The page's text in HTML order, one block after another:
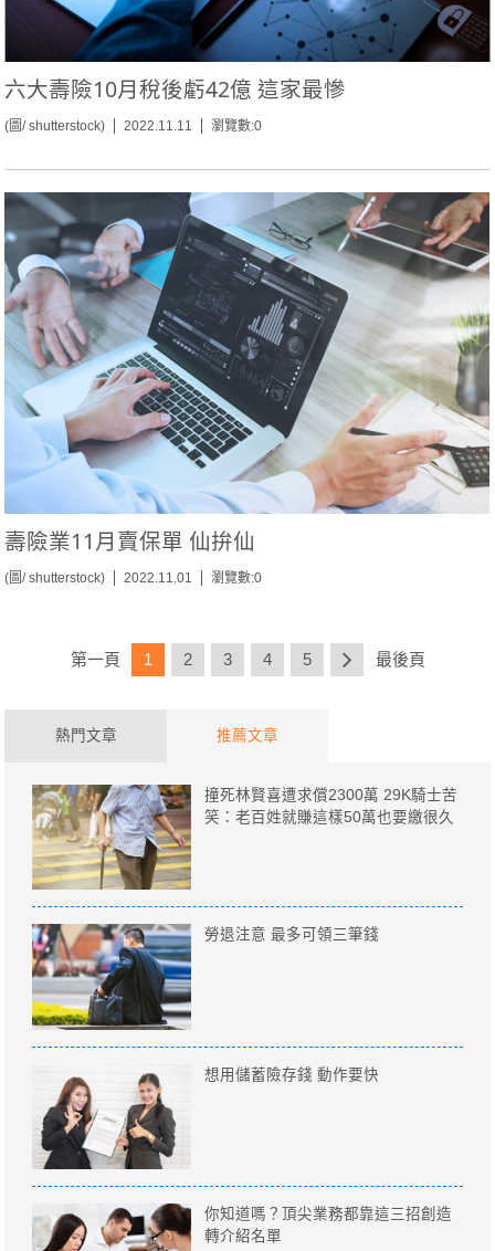
六大壽險10月稅後虧42億 這家最慘
(圖/ shutterstock) 2022.11.11 瀏覽數:0
壽險業11月賣保單 仙拚仙
(圖/ shutterstock) 2022.11.01 瀏覽數:0
第一頁 1 2 3 4 5 最後頁
熱門文章 推薦文章
撞死林賢喜遭求償2300萬 29K騎士苦
笑：老百姓就賺這樣50萬也要繳很久
勞退注意 最多可領三筆錢
想用儲蓄險存錢 動作要快
你知道嗎？頂尖業務都靠這三招創造
轉介紹名單